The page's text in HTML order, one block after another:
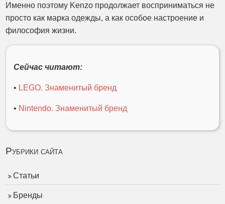
Именно поэтому Kenzo продолжает восприниматься не
просто как марка одежды, а как особое настроение и
философия жизни.
Сейчас читают:
• LEGO. Знаменитый бренд
• Nintendo. Знаменитый бренд
Рубрики сайта
Статьи
Бренды